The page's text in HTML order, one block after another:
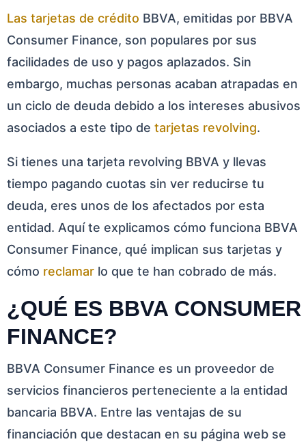
Las tarjetas de crédito BBVA, emitidas por BBVA
Consumer Finance, son populares por sus
facilidades de uso y pagos aplazados. Sin
embargo, muchas personas acaban atrapadas en
un ciclo de deuda debido a los intereses abusivos
asociados a este tipo de tarjetas revolving.
Si tienes una tarjeta revolving BBVA y llevas
tiempo pagando cuotas sin ver reducirse tu
deuda, eres unos de los afectados por esta
entidad. Aquí te explicamos cómo funciona BBVA
Consumer Finance, qué implican sus tarjetas y
cómo reclamar lo que te han cobrado de más.
¿QUÉ ES BBVA CONSUMER
FINANCE?
BBVA Consumer Finance es un proveedor de
servicios financieros perteneciente a la entidad
bancaria BBVA. Entre las ventajas de su
financiación que destacan en su página web se